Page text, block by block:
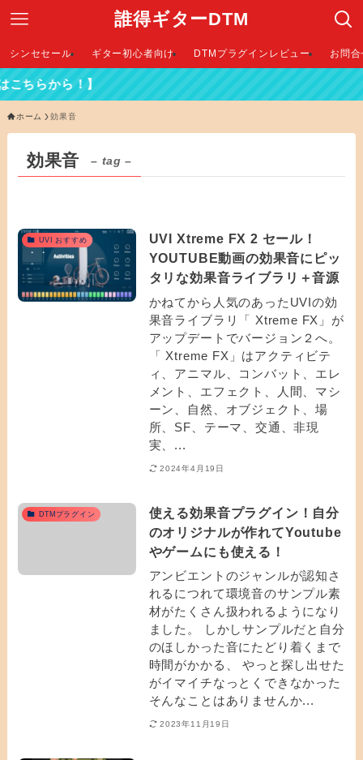
誰得ギターDTM
シンセセール ギター初心者向け DTMプラグインレビュー お問
らから！】
ホーム 効果音
効果音 – tag –
UVI おすすめ
UVI Xtreme FX 2 セール！
YOUTUBE動画の効果音にピッ
タリな効果音ライブラリ＋音源
かねてから人気のあったUVIの効
果音ライブラリ「 Xtreme FX」が
アップデートでバージョン２へ。
「 Xtreme FX」はアクティビテ
ィ、アニマル、コンバット、エレ
メント、エフェクト、人間、マシ
ーン、自然、オブジェクト、場
所、SF、テーマ、交通、非現
実、...
2024年4月19日
DTMプラグイン
使える効果音プラグイン！自分
のオリジナルが作れてYoutube
やゲームにも使える！
アンビエントのジャンルが認知さ
れるにつれて環境音のサンプル素
材がたくさん扱われるようになり
ました。 しかしサンプルだと自分
のほしかった音にたどり着くまで
時間がかかる、 やっと探し出せた
がイマイチなっとくできなかった
そんなことはありませんか...
2023年11月19日